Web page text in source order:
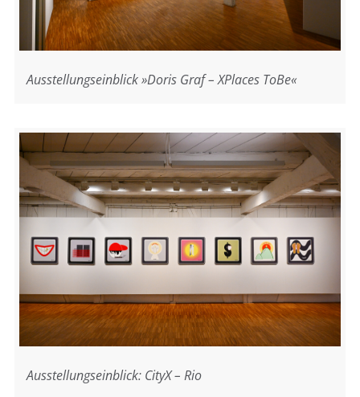
Ausstellungseinblick »Doris Graf – XPlaces ToBe«
Ausstellungseinblick: CityX – Rio